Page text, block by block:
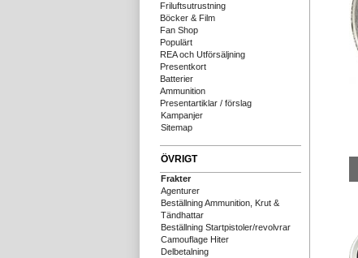
Friluftsutrustning
Böcker & Film
Fan Shop
Populärt
REA och Utförsäljning
Presentkort
Batterier
Ammunition
Presentartiklar / förslag
Kampanjer
Sitemap
ÖVRIGT
Frakter
Agenturer
Beställning Ammunition, Krut &
Tändhattar
Beställning Startpistoler/revolvrar
Camouflage Hiter
Delbetalning